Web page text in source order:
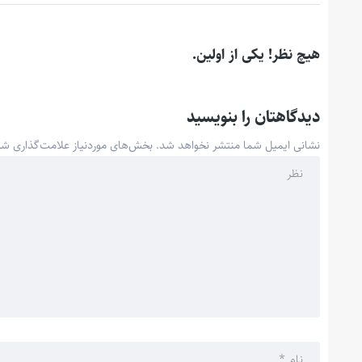
هیچ نظر! یکی از اولین.
دیدگاهتان را بنویسید
نشانی ایمیل شما منتشر نخواهد شد. بخش‌های موردنیاز علامت‌گذاری